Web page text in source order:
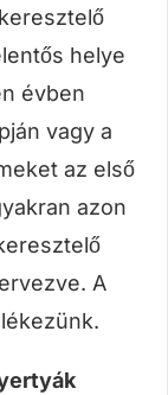
helye
évben
vagy a
az első
azon
A